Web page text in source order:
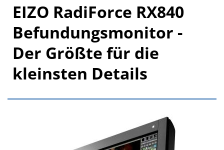
EIZO RadiForce RX840
Befundungsmonitor -
Der Größte für die
kleinsten Details